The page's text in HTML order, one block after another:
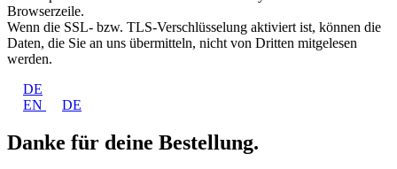
Browserzeile.
Wenn die SSL- bzw. TLS-Verschlüsselung aktiviert ist, können die
Daten, die Sie an uns übermitteln, nicht von Dritten mitgelesen
werden.
DE
EN
DE
Danke für deine Bestellung.